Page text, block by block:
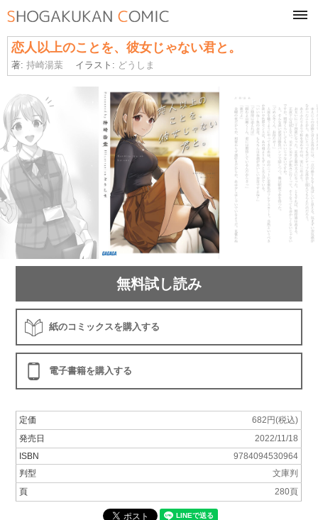
恋人以上のことを、彼女じゃない君と。
著:持崎湯葉 イラスト: どうしま
無料試し読み
紙のコミックスを購入する
電子書籍を購入する
定価
682円(税込)
発売日
2022/11/18
ISBN
9784094530964
判型
文庫判
頁
280頁